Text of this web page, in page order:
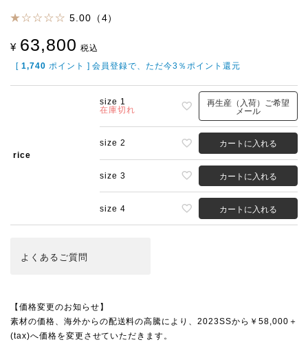
5.00（4）
¥ 63,800 税込
[ 1,740 ポイント ] 会員登録で、ただ今3％ポイント還元
rice
size 1
在庫切れ
再生産（入荷）ご希望
メール
size 2 カートに入れる
size 3 カートに入れる
size 4 カートに入れる
よくある ご質問
【価格変更のお知らせ】
素材の価格、海外からの配送料の高騰により、2023SSから￥58,000＋
(tax)へ価格を変更させていただきます。